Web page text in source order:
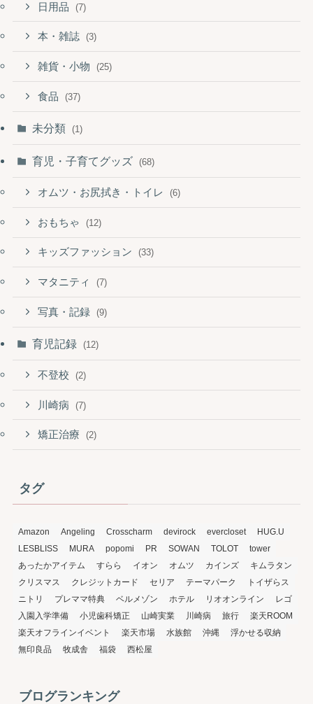
日用品 (7)
本・雑誌 (3)
雑貨・小物 (25)
食品 (37)
未分類 (1)
育児・子育てグッズ (68)
オムツ・お尻拭き・トイレ (6)
おもちゃ (12)
キッズファッション (33)
マタニティ (7)
写真・記録 (9)
育児記録 (12)
不登校 (2)
川崎病 (7)
矯正治療 (2)
タグ
Amazon Angeling Crosscharm devirock evercloset
HUG.U
LESBLISS
MURA popomi PR SOWAN TOLOT
tower
あったかアイテム
すらら イオン オムツ カインズ
キムラタン
クリスマス
クレジットカード セリア テーマパーク
トイザらス
ニトリ
プレママ特典 ベルメゾン ホテル リオオンライン
レゴ
入園入学準備
小児歯科矯正 山崎実業 川崎病 旅行
楽天ROOM
楽天オフラインイベント
楽天市場 水族館 沖縄
浮かせる収納
無印良品
牧成舎 福袋 西松屋
ブログランキング